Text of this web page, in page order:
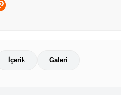
İçerik Galeri